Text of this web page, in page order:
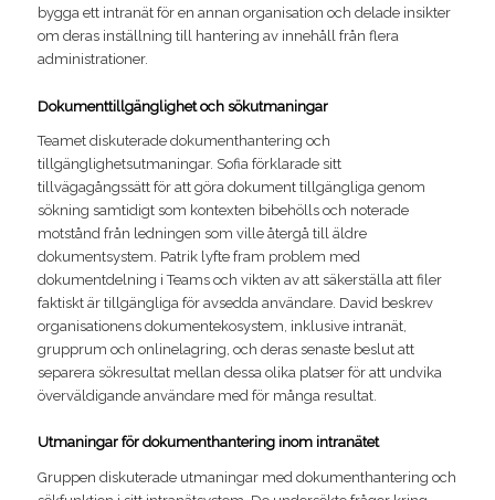
bygga ett intranät för en annan organisation och delade insikter
om deras inställning till hantering av innehåll från flera
administrationer.
Dokumenttillgänglighet och sökutmaningar
Teamet diskuterade dokumenthantering och
tillgänglighetsutmaningar. Sofia förklarade sitt
tillvägagångssätt för att göra dokument tillgängliga genom
sökning samtidigt som kontexten bibehölls och noterade
motstånd från ledningen som ville återgå till äldre
dokumentsystem. Patrik lyfte fram problem med
dokumentdelning i Teams och vikten av att säkerställa att filer
faktiskt är tillgängliga för avsedda användare. David beskrev
organisationens dokumentekosystem, inklusive intranät,
grupprum och onlinelagring, och deras senaste beslut att
separera sökresultat mellan dessa olika platser för att undvika
överväldigande användare med för många resultat.
Utmaningar för dokumenthantering inom intranätet
Gruppen diskuterade utmaningar med dokumenthantering och